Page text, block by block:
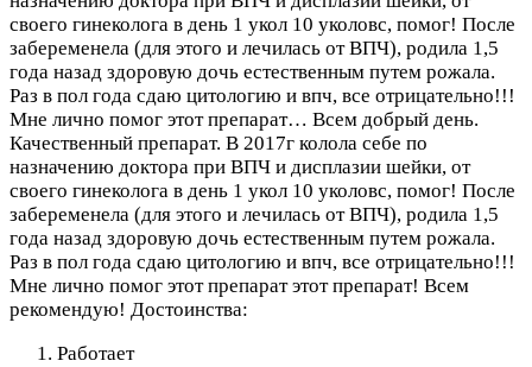
своего гинеколога в день 1 укол 10 уколовс, помог! После
забеременела (для этого и лечилась от ВПЧ), родила 1,5
года назад здоровую дочь естественным путем рожала.
Раз в пол года сдаю цитологию и впч, все отрицательно!!!
Мне лично помог этот препарат… Всем добрый день.
Качественный препарат. В 2017г колола себе по
назначению доктора при ВПЧ и дисплазии шейки, от
своего гинеколога в день 1 укол 10 уколовс, помог! После
забеременела (для этого и лечилась от ВПЧ), родила 1,5
года назад здоровую дочь естественным путем рожала.
Раз в пол года сдаю цитологию и впч, все отрицательно!!!
Мне лично помог этот препарат этот препарат! Всем
рекомендую! Достоинства:
Работает